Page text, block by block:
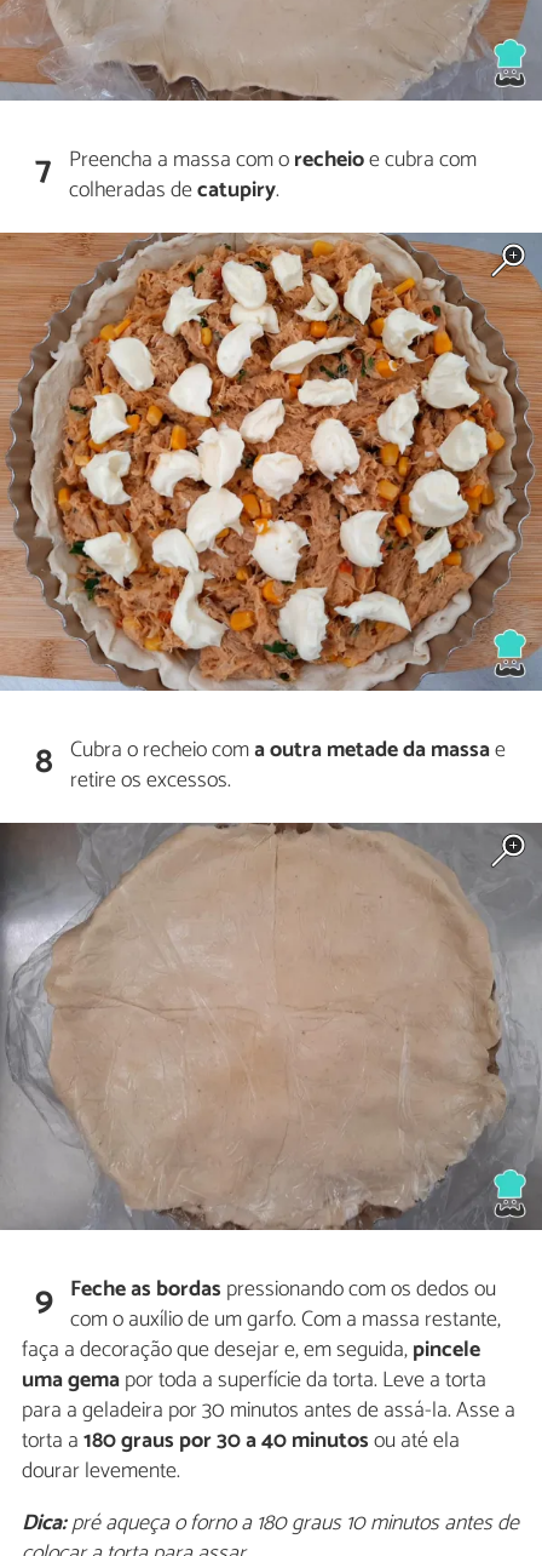
7 Preencha a massa com orecheioe cubra com
colheradas decatupiry.
8 Cubra o recheio coma outra metade da massae
retire os excessos.
9 Feche as bordas pressionando com os dedos ou
com o auxílio de um garfo. Com a massa restante,
faça a decoração que desejar e, em seguida,pincele
uma gemapor toda a superfície da torta. Leve a torta
para a geladeira por 30 minutos antes de assá-la. Asse a
torta a180 graus por 30 a 40 minutosou até ela
dourar levemente.
Dica:pré aqueça o forno a 180 graus 10 minutos antes de